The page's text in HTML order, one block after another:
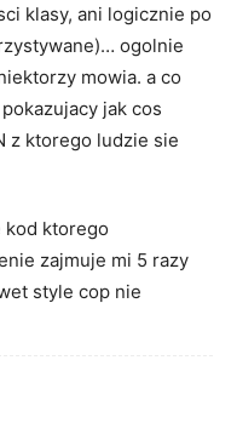
klasy, ani logicznie po
ogolnie
mowia. a co
jak cos
z ktorego ludzie sie
kod ktorego
zajmuje mi 5 razy
style cop nie